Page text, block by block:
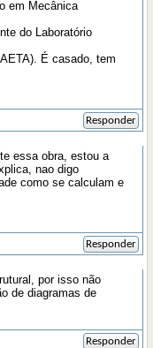
em Mecânica
do Laboratório
É casado, tem
Responder
essa obra, estou a
nao digo
como se calculam e
Responder
por isso não
de diagramas de
Responder